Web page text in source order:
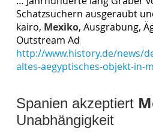
Schatzsuchern ausgeraubt
kairo, Mexiko, Ausgrabung,
Outstream Ad
http://www.history.de/news/
altes-aegyptisches-objekt-in-
Spanien akzeptiert
Unabhängigkeit